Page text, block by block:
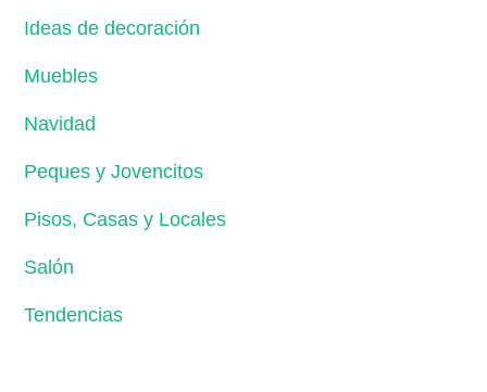
Ideas de decoración
Muebles
Navidad
Peques y Jovencitos
Pisos, Casas y Locales
Salón
Tendencias